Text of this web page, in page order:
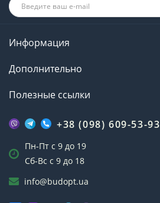
Информация
Дополнительно
Полезные ссылки
+38 (098) 609-53-93
Пн-Пт с 9 до 19
Сб-Вс с 9 до 18
info@budopt.ua